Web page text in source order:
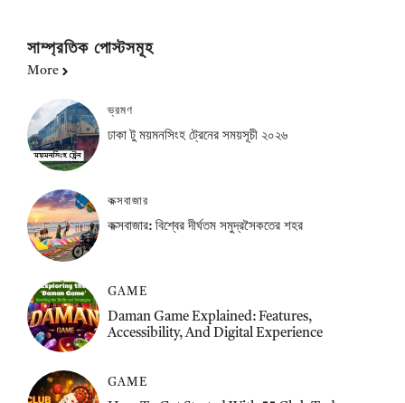
সাম্প্রতিক পোস্টসমূহ
More
ভ্রমণ
ঢাকা টু ময়মনসিংহ ট্রেনের সময়সূচী ২০২৬
কক্সবাজার
কক্সবাজার: বিশ্বের দীর্ঘতম সমুদ্রসৈকতের শহর
GAME
Daman Game Explained: Features,
Accessibility, And Digital Experience
GAME